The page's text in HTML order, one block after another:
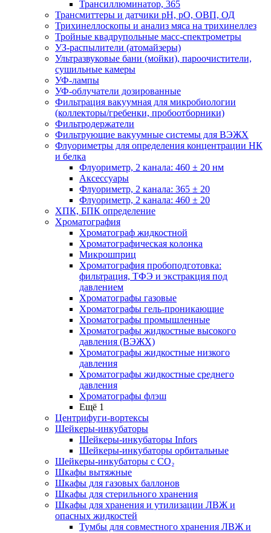
Трансиллюминатор, 365
Трансмиттеры и датчики рН, рО, ОВП, ОД
Трихинеллоскопы и анализ мяса на трихинеллез
Тройные квадрупольные масс-спектрометры
УЗ-распылители (атомайзеры)
Ультразвуковые бани (мойки), пароочистители,
сушильные камеры
УФ-лампы
УФ-облучатели дозированные
Фильтрация вакуумная для микробиологии
(коллекторы/гребенки, пробоотборники)
Фильтродержатели
Фильтрующие вакуумные системы для ВЭЖХ
Флуориметры для определения концентрации НК
и белка
Флуориметр, 2 канала: 460 ± 20 нм
Аксессуары
Флуориметр, 2 канала: 365 ± 20
Флуориметр, 2 канала: 460 ± 20
ХПК, БПК определение
Хроматография
Хроматограф жидкостной
Хроматографическая колонка
Микрошприц
Хроматография пробоподготовка:
фильтрация, ТФЭ и экстракция под
давлением
Хроматографы газовые
Хроматографы гель-проникающие
Хроматографы промышленные
Хроматографы жидкостные высокого
давления (ВЭЖХ)
Хроматографы жидкостные низкого
давления
Хроматографы жидкостные среднего
давления
Хроматографы флэш
Ещё 1
Центрифуги-вортексы
Шейкеры-инкубаторы
Шейкеры-инкубаторы Infors
Шейкеры-инкубаторы орбитальные
Шейкеры-инкубаторы с CО₂
Шкафы вытяжные
Шкафы для газовых баллонов
Шкафы для стерильного хранения
Шкафы для хранения и утилизации ЛВЖ и
опасных жидкостей
Тумбы для совместного хранения ЛВЖ и